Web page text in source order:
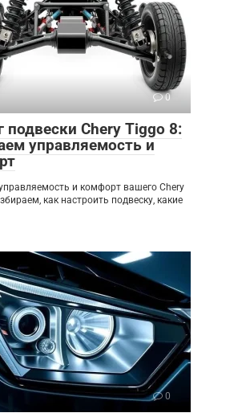
0
подвески Chery Tiggo 8:
управляемость и
и комфорт вашего Chery
как настроить подвеску, какие
0